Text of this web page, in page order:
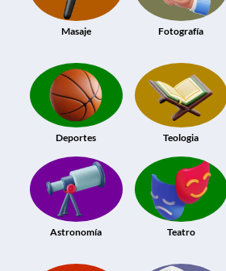
Masaje Fotografía
Deportes Teologia
Astronomía Teatro